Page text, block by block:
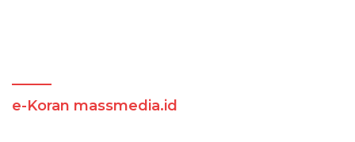
e-Koran massmedia.id